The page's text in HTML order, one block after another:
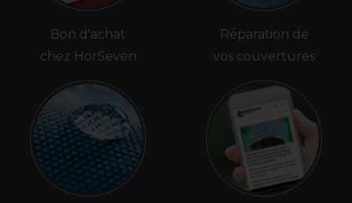
Bon d'achat
chez HorSeven
Réparation de
vos couvertures